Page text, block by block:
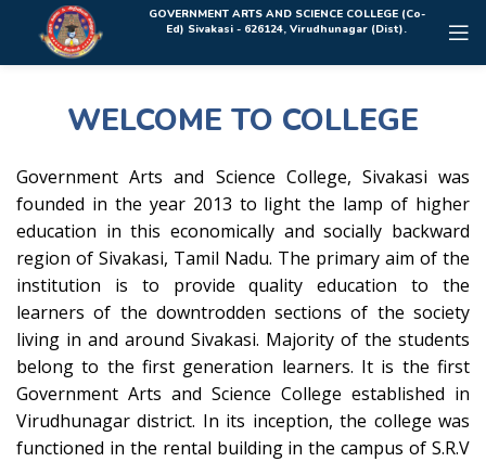
Rolex Replica Uhren DeutschlandGOVERNMENT ARTS AND SCIENCE COLLEGE (Co-
Ed) Sivakasi - 626124, Virudhunagar (Dist).
WELCOME TO COLLEGE
Government Arts and Science College, Sivakasi was
founded in the year 2013 to light the lamp of higher
education in this economically and socially backward
region of Sivakasi, Tamil Nadu. The primary aim of the
institution is to provide quality education to the
learners of the downtrodden sections of the society
living in and around Sivakasi. Majority of the students
belong to the first generation learners. It is the first
Government Arts and Science College established in
Virudhunagar district. In its inception, the college was
functioned in the rental building in the campus of S.R.V